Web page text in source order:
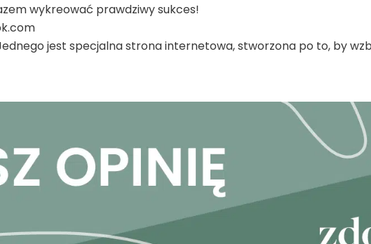
wykreować prawdziwy sukces!
jest specjalna strona internetowa, stworzona po to, by